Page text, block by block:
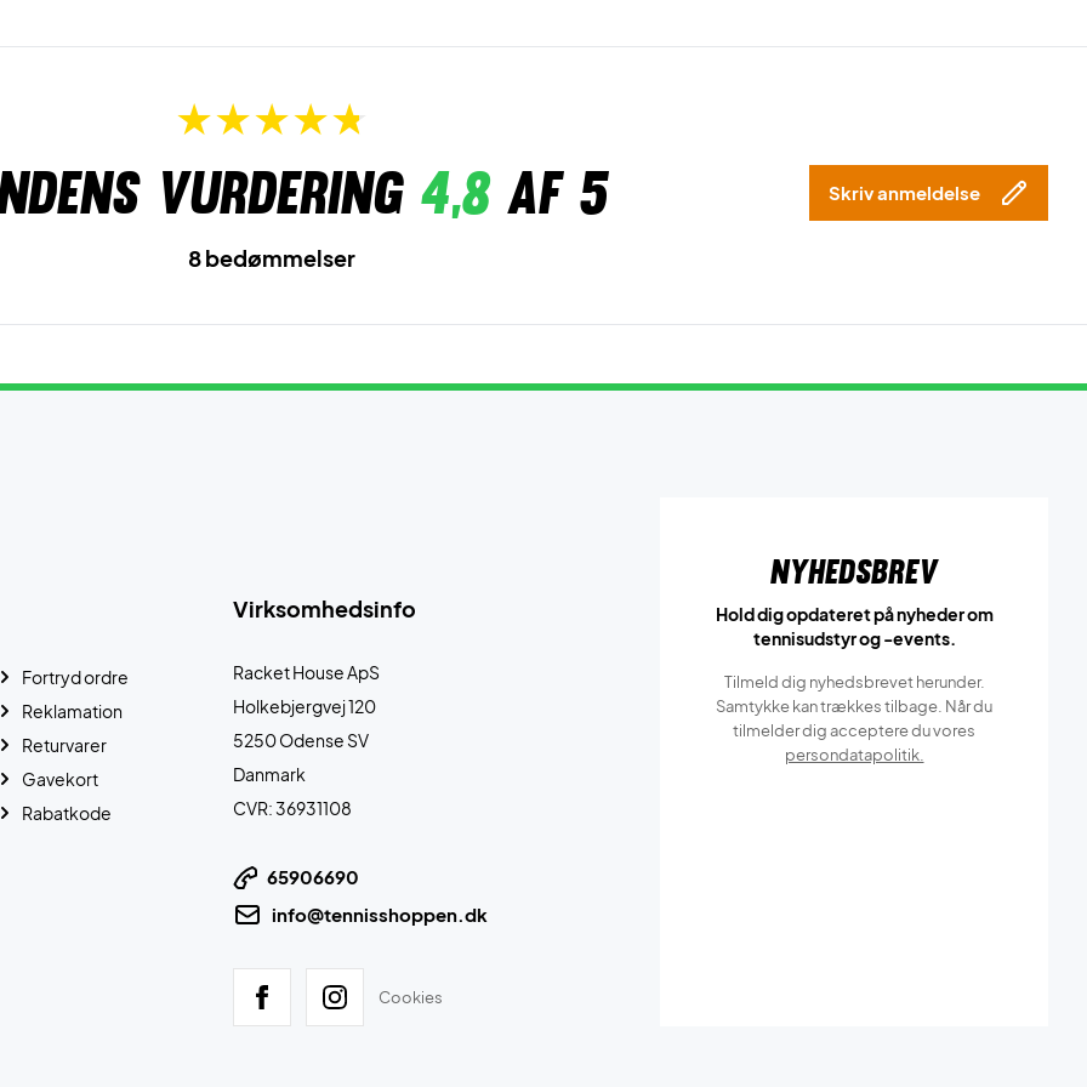
vurdering 4,8af 5 Skriv anmeldelse
8 bedømmelser
Virksomhedsinfo
Racket House ApS
Holkebjergvej 120
5250 Odense SV
Danmark
CVR: 36931108
65906690
info@tennisshoppen.dk
Cookies
Fortryd ordre
Reklamation
Returvarer
Gavekort
Rabatkode
Nyhedsbrev
Hold dig opdateret på nyheder om
tennisudstyr og -events.
Tilmeld dig nyhedsbrevet herunder.
Samtykke kan trækkes tilbage. Når du
tilmelder dig acceptere du vores
persondatapolitik.